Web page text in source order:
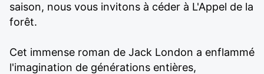
saison, nous vous invitons à céder à L'Appel de la
forêt.
Cet immense roman de Jack London a enflammé
l'imagination de générations entières,